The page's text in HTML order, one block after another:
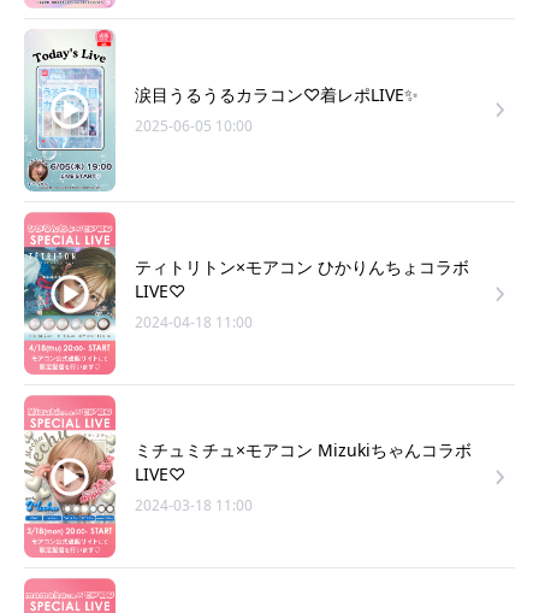
涙目うるうるカラコン♡着レポLIVE✨
2025-06-05 10:00
ティトリトン×モアコン ひかりんちょコラボ
LIVE♡
2024-04-18 11:00
ミチュミチュ×モアコン Mizukiちゃんコラボ
LIVE♡
2024-03-18 11:00